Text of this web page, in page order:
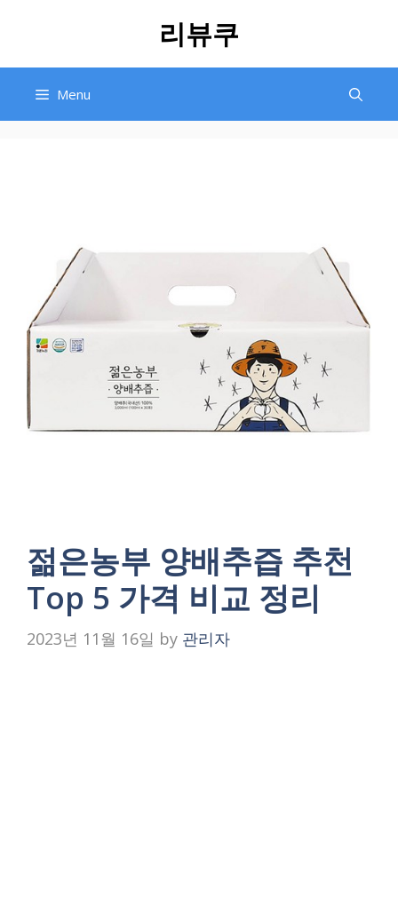
리뷰쿠
Menu
젊은농부 양배추즙 추천
Top 5 가격 비교 정리
2023년 11월 16일 by 관리자